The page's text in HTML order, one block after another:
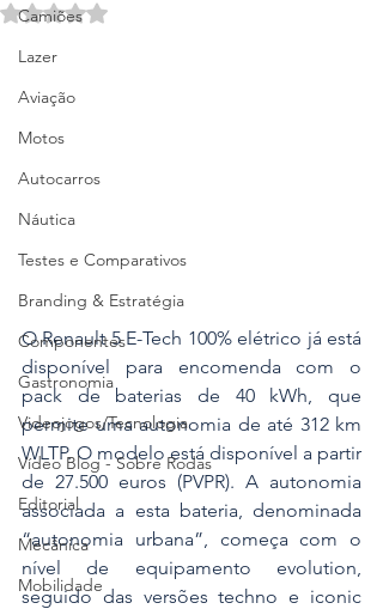
Camiões
Lazer
Aviação
Motos
Autocarros
Náutica
Testes e Comparativos
Branding & Estratégia
Componentes
Gastronomia
Videojogos/Tecnologia
Vídeo Blog - Sobre Rodas
Editorial
Mecânica
Mobilidade
Avaliado com NaN de 5 estrelas.
O Renault 5 E-Tech 100% elétrico já está
disponível para encomenda com o
pack de baterias de 40 kWh, que
permite uma autonomia de até 312 km
WLTP. O modelo está disponível a partir
de 27.500 euros (PVPR). A autonomia
associada a esta bateria, denominada
“autonomia urbana”, começa com o
nível de equipamento evolution,
seguido das versões techno e iconic